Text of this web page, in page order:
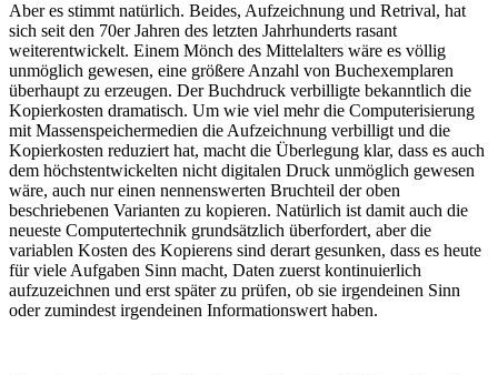
Aber es stimmt natürlich. Beides, Aufzeichnung und Retrival, hat
sich seit den 70er Jahren des letzten Jahrhunderts rasant
weiterentwickelt. Einem Mönch des Mittelalters wäre es völlig
unmöglich gewesen, eine größere Anzahl von Buchexemplaren
überhaupt zu erzeugen. Der Buchdruck verbilligte bekanntlich die
Kopierkosten dramatisch. Um wie viel mehr die Computerisierung
mit Massenspeichermedien die Aufzeichnung verbilligt und die
Kopierkosten reduziert hat, macht die Überlegung klar, dass es auch
dem höchstentwickelten nicht digitalen Druck unmöglich gewesen
wäre, auch nur einen nennenswerten Bruchteil der oben
beschriebenen Varianten zu kopieren. Natürlich ist damit auch die
neueste Computertechnik grundsätzlich überfordert, aber die
variablen Kosten des Kopierens sind derart gesunken, dass es heute
für viele Aufgaben Sinn macht, Daten zuerst kontinuierlich
aufzuzeichnen und erst später zu prüfen, ob sie irgendeinen Sinn
oder zumindest irgendeinen Informationswert haben.